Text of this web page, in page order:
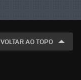
VOLTAR AO TOPO